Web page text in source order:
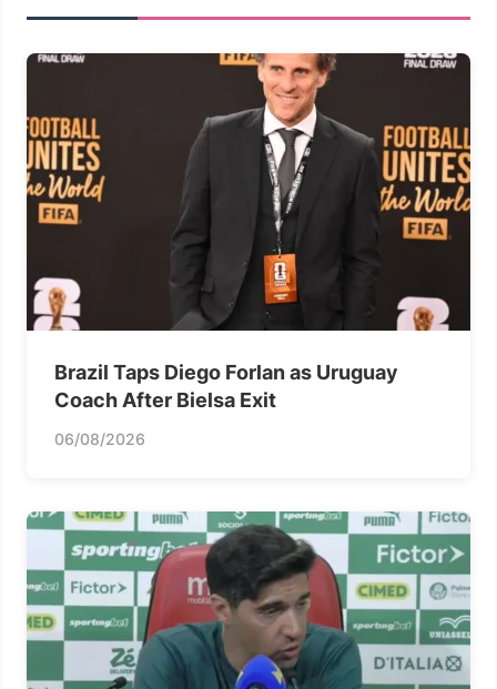
Brazil Taps Diego Forlan as Uruguay
Coach After Bielsa Exit
06/08/2026